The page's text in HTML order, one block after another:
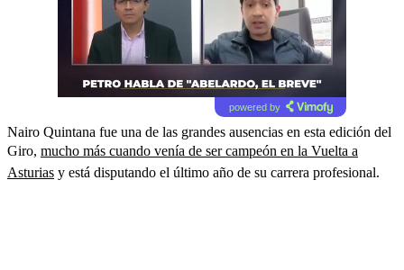
powered by
Nairo Quintana fue una de las grandes ausencias en esta edición del
Giro, mucho más cuando venía de ser campeón en la Vuelta a
Asturias y está disputando el último año de su carrera profesional.